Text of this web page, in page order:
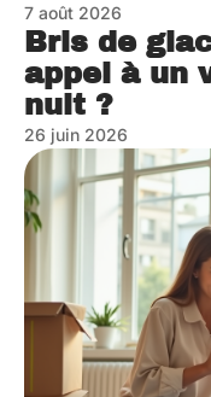
7 août 2026
Bris de
appel à un
nuit ?
26 juin 2026